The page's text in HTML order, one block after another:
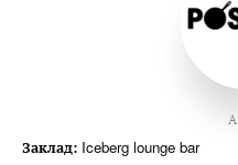
Заклад: Iceberg lounge bar